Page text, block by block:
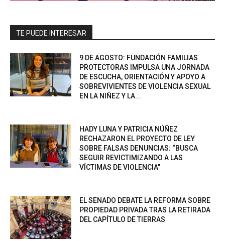
TE PUEDE INTERESAR
9 DE AGOSTO: FUNDACIÓN FAMILIAS
PROTECTORAS IMPULSA UNA JORNADA
DE ESCUCHA, ORIENTACIÓN Y APOYO A
SOBREVIVIENTES DE VIOLENCIA SEXUAL
EN LA NIÑEZ Y LA...
HADY LUNA Y PATRICIA NÚÑEZ
RECHAZARON EL PROYECTO DE LEY
SOBRE FALSAS DENUNCIAS: “BUSCA
SEGUIR REVICTIMIZANDO A LAS
VÍCTIMAS DE VIOLENCIA”
EL SENADO DEBATE LA REFORMA SOBRE
PROPIEDAD PRIVADA TRAS LA RETIRADA
DEL CAPÍTULO DE TIERRAS